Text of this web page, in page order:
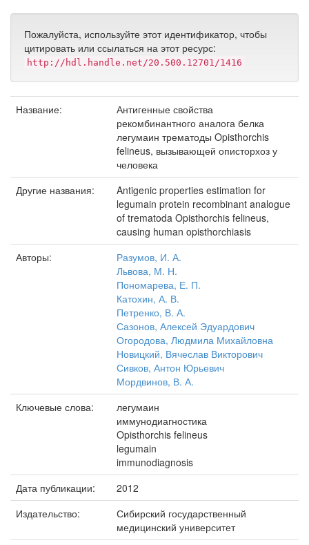
Пожалуйста, используйте этот идентификатор, чтобы
цитировать или ссылаться на этот ресурс:
http://hdl.handle.net/20.500.12701/1416
Название:
Антигенные свойства
рекомбинантного аналога белка
легумаин трематоды Opisthorchis
felineus, вызывающей описторхоз у
человека
Другие названия:
Antigenic properties estimation for
legumain protein recombinant analogue
of trematoda Opisthorchis felineus,
causing human opisthorchiasis
Авторы:
Разумов, И. А.
Львова, М. Н.
Пономарева, Е. П.
Катохин, А. В.
Петренко, В. А.
Сазонов, Алексей Эдуардович
Огородова, Людмила Михайловна
Новицкий, Вячеслав Викторович
Сивков, Антон Юрьевич
Мордвинов, В. А.
Ключевые слова:
легумаин
иммунодиагностика
Opisthorchis felineus
legumain
immunodiagnosis
Дата публикации:
2012
Издательство:
Сибирский государственный
медицинский университет